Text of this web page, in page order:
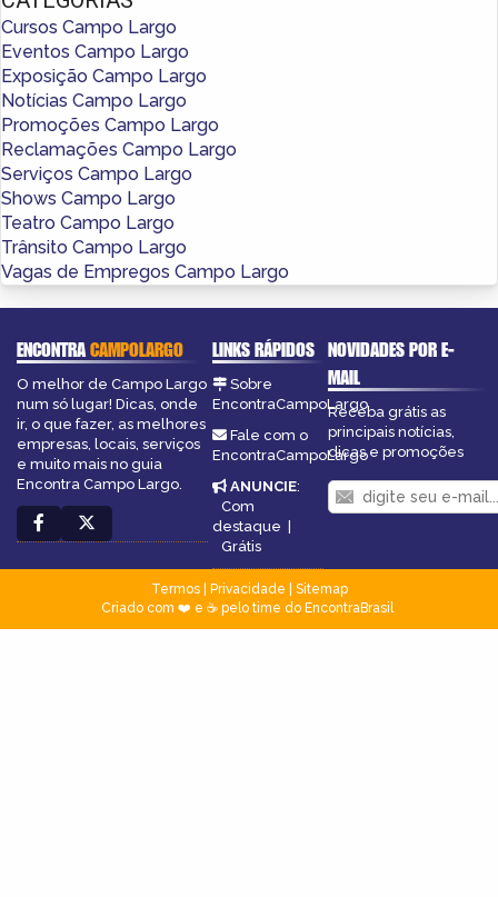
Cursos Campo Largo
Eventos Campo Largo
Exposição Campo Largo
Notícias Campo Largo
Promoções Campo Largo
Reclamações Campo Largo
Serviços Campo Largo
Shows Campo Largo
Teatro Campo Largo
Trânsito Campo Largo
Vagas de Empregos Campo Largo
ENCONTRACAMPOLARGO
O melhor de Campo Largo
num só lugar! Dicas, onde
ir, o que fazer, as melhores
empresas, locais, serviços
e muito mais no guia
Encontra Campo Largo.
LINKS RÁPIDOS
Sobre
EncontraCampoLargo
Fale com o
EncontraCampoLargo
ANUNCIE:
Com
destaque
Grátis
NOVIDADES POR E-
MAIL
Receba grátis as
principais notícias,
dicas e promoções
Termos| Privacidade
Sitemap
Criado com ❤️ e ☕ pelo time do EncontraBrasil